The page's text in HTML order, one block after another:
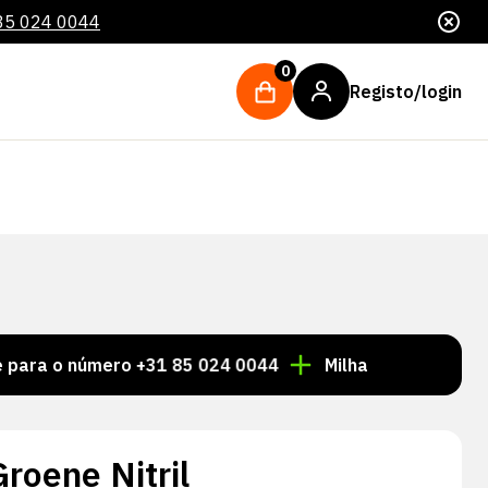
024 0044
0
Registo/login
+31 85 024 0044 Milhares de artigos
Nitril